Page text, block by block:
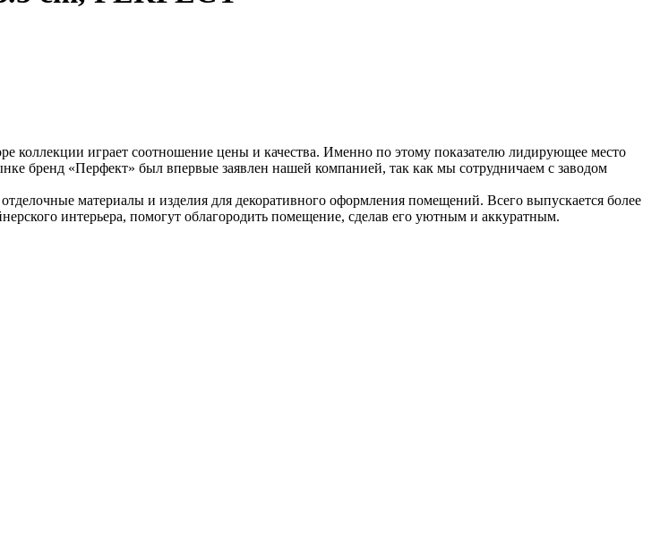
коллекции играет соотношение цены и качества. Именно по этому показателю лидирующее место
бренд «Перфект» был впервые заявлен нашей компанией, так как мы сотрудничаем с заводом
материалы и изделия для декоративного оформления помещений. Всего выпускается более
интерьера, помогут облагородить помещение, сделав его уютным и аккуратным.